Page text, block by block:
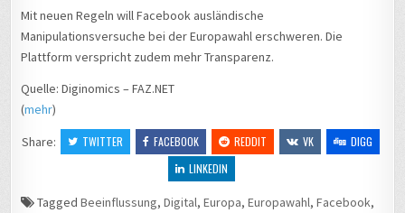
Mit neuen Regeln will Facebook ausländische
Manipulationsversuche bei der Europawahl erschweren. Die
Plattform verspricht zudem mehr Transparenz.
Quelle: Diginomics – FAZ.NET
(mehr)
Share:
TWITTER FACEBOOK REDDIT VK
DIGG
LINKEDIN
TaggedBeeinflussung,Digital,Europa,Europawahl,Facebook,